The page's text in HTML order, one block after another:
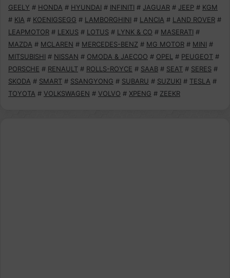
GEELY # HONDA # HYUNDAI # INFINITI # JAGUAR # JEEP # KGM
# KIA # KOENIGSEGG # LAMBORGHINI # LANCIA # LAND ROVER #
LEAPMOTOR # LEXUS # LOTUS # LYNK & CO # MASERATI #
MAZDA # MCLAREN # MERCEDES-BENZ # MG MOTOR # MINI #
MITSUBISHI # NISSAN # OMODA & JAECOO # OPEL # PEUGEOT #
PORSCHE # RENAULT # ROLLS-ROYCE # SAAB # SEAT # SERES #
SKODA # SMART # SSANGYONG # SUBARU # SUZUKI # TESLA #
TOYOTA # VOLKSWAGEN # VOLVO # XPENG # ZEEKR